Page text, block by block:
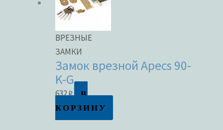
ВРЕЗНЫЕ
ЗАМКИ
Замок врезной Apecs 90-
K-G
632₽
В
КОРЗИНУ